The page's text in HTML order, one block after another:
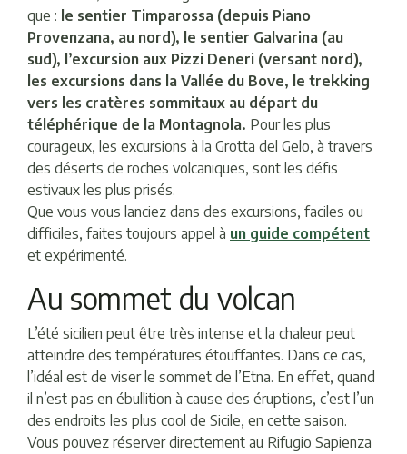
que : le sentier Timparossa (depuis Piano
Provenzana, au nord), le sentier Galvarina (au
sud), l’excursion aux Pizzi Deneri (versant nord),
les excursions dans la Vallée du Bove, le trekking
vers les cratères sommitaux au départ du
téléphérique de la Montagnola. Pour les plus
courageux, les excursions à la Grotta del Gelo, à travers
des déserts de roches volcaniques, sont les défis
estivaux les plus prisés.
Que vous vous lanciez dans des excursions, faciles ou
difficiles, faites toujours appel à un guide compétent
et expérimenté.
Au sommet du volcan
L’été sicilien peut être très intense et la chaleur peut
atteindre des températures étouffantes. Dans ce cas,
l’idéal est de viser le sommet de l’Etna. En effet, quand
il n’est pas en ébullition à cause des éruptions, c’est l’un
des endroits les plus cool de Sicile, en cette saison.
Vous pouvez réserver directement au Rifugio Sapienza